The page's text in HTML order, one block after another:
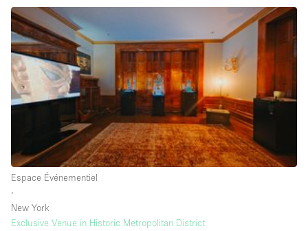
Boutique / Magasin
Boutique en Partage
Bureaux
Camion / Fourgon
Container
Entrepôt / Espace Stockage / Box
Espace Atypique / Unique
Espace Publicitaire
Espace Événementiel
∙
New York
Exclusive Venue in Historic Metropolitan District